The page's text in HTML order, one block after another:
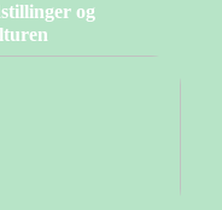
og